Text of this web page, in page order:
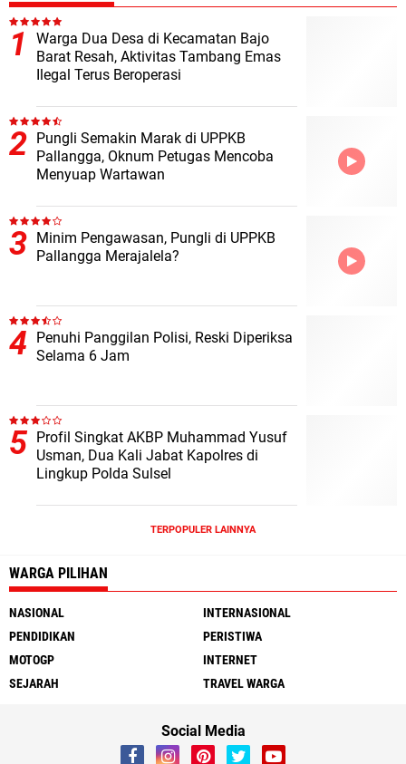
Warga Dua Desa di Kecamatan Bajo
Barat Resah, Aktivitas Tambang Emas
Ilegal Terus Beroperasi
Pungli Semakin Marak di UPPKB
Pallangga, Oknum Petugas Mencoba
Menyuap Wartawan
Minim Pengawasan, Pungli di UPPKB
Pallangga Merajalela?
Penuhi Panggilan Polisi, Reski Diperiksa
Selama 6 Jam
Profil Singkat AKBP Muhammad Yusuf
Usman, Dua Kali Jabat Kapolres di
Lingkup Polda Sulsel
TERPOPULER LAINNYA
WARGA PILIHAN
NASIONAL
INTERNASIONAL
PENDIDIKAN
PERISTIWA
MOTOGP
INTERNET
SEJARAH
TRAVEL WARGA
Social Media